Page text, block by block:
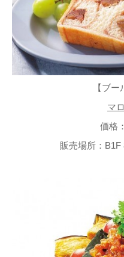
【ブー
マ
価格
販売場所：